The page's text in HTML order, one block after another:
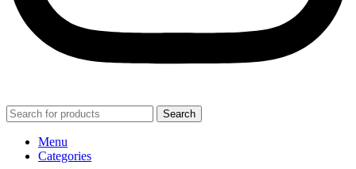
Search
Menu
Categories